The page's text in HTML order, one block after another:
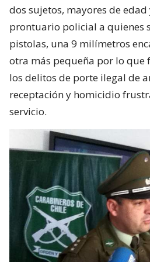
dos sujetos, mayores de
prontuario policial a quienes
pistolas, una 9 milímetros
otra más pequeña por lo
los delitos de porte ilegal de
receptación y homicidio
servicio.